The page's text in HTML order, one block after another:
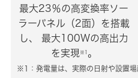
最大23％の高変換率ソー
ラーパネル（2面）を搭載
し、
最大100Wの高出力
を実現※1 。
※1：発電量は、実際の日射や設置